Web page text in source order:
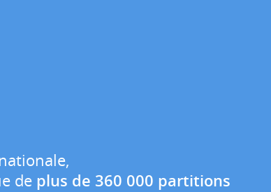
de plus de 360 000 partitions